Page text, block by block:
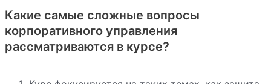
Какие самые сложные вопросы
корпоративного управления
рассматриваются в курсе?